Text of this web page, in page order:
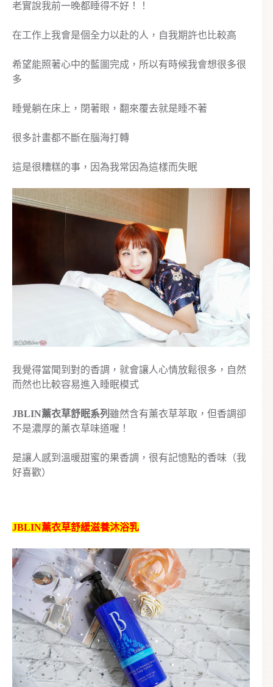
老實說我前一晚都睡得不好！！
在工作上我會是個全力以赴的人，自我期許也比較高
希望能照著心中的藍圖完成，所以有時候我會想很多很
多
睡覺躺在床上，閉著眼，翻來覆去就是睡不著
很多計畫都不斷在腦海打轉
這是很糟糕的事，因為我常因為這樣而失眠
我覺得當聞到對的香調，就會讓人心情放鬆很多，自然
而然也比較容易進入睡眠模式
JBLIN薰衣草舒眠系列 雖然含有薰衣草萃取，但香調卻
不是濃厚的薰衣草味道喔！
是讓人感到溫暖甜蜜的果香調，很有記憶點的香味（我
好喜歡）
JBLIN薰衣草舒緩滋養沐浴乳